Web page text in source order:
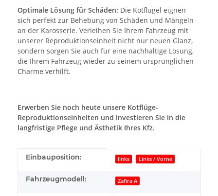
Optimale Lösung für Schäden: Die Kotflügel eignen
sich perfekt zur Behebung von Schäden und Mängeln
an der Karosserie. Verleihen Sie Ihrem Fahrzeug mit
unserer Reproduktionseinheit nicht nur neuen Glanz,
sondern sorgen Sie auch für eine nachhaltige Lösung,
die Ihrem Fahrzeug wieder zu seinem ursprünglichen
Charme verhilft.
Erwerben Sie noch heute unsere Kotflüge-
Reproduktionseinheiten und investieren Sie in die
langfristige Pflege und Ästhetik Ihres Kfz.
Produkteigenschaft
Wert
Einbauposition: links Links / Vorne
Fahrzeugmodell: Zafira A